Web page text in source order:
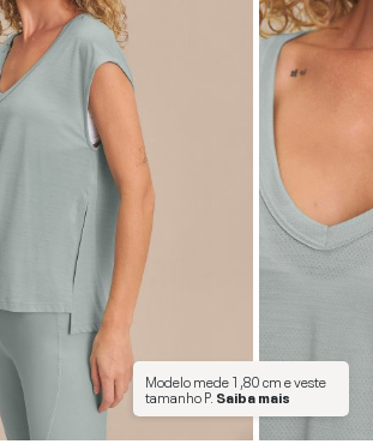
Modelo mede1,80 cme veste
tamanhoP. Saiba mais